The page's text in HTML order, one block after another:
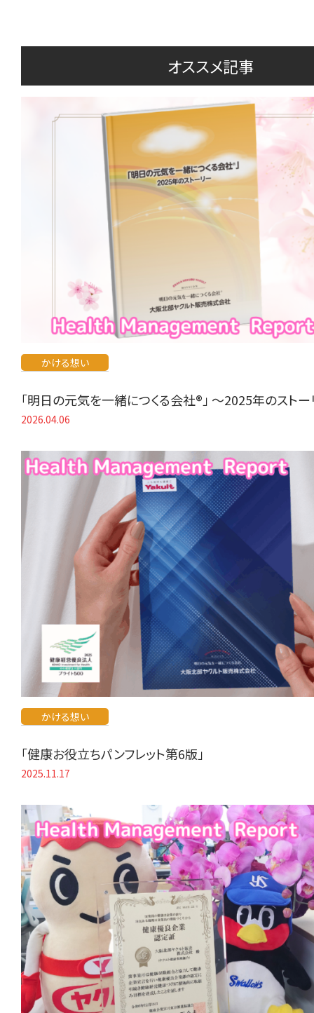
オススメ記事
かける想い
「明日の元気を一緒につくる会社®」 〜2025年のスト
2026.04.06
かける想い
「健康お役立ちパンフレット第6版」
2025.11.17